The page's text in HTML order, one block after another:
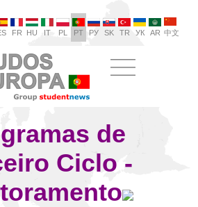
FR HU IT PL PT РУ SK TR УК AR 中文
de
Ciclo -